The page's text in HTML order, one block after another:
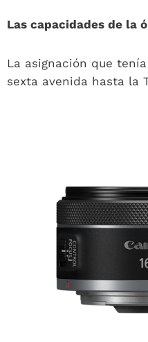
Las capacidades de la
La asignación que
sexta avenida hasta la